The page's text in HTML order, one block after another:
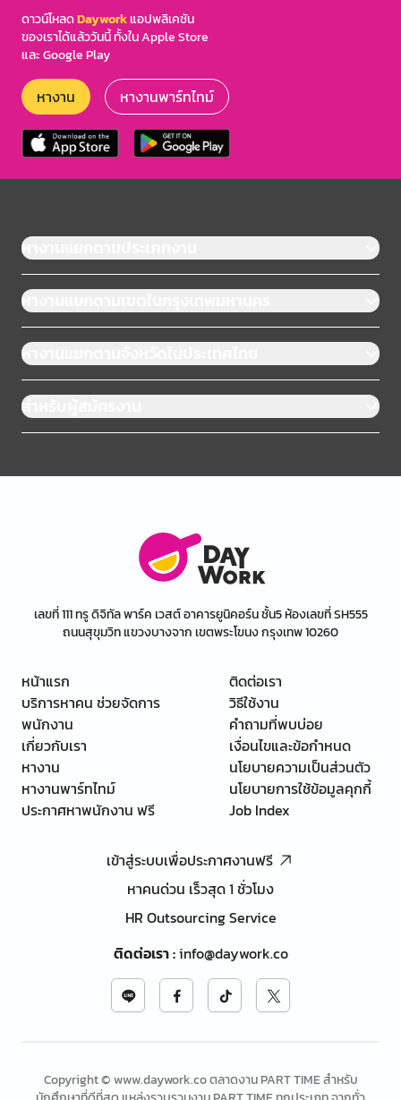
ดาวน์โหลดDayworkแอปพลิเคชัน
ของเราได้แล้ววันนี้ ทั้งใน Apple Store
และ Google Play
หางาน หางานพาร์ทไทม์
หางานแยกตามประเภทงาน
หางานแยกตามเขตในกรุงเทพมหานคร
หางานแยกตามจังหวัดในประเทศไทย
สำหรับผู้สมัครงาน
เลขที่ 111 ทรู ดิจิทัล พาร์ค เวสต์ อาคารยูนิคอร์น ชั้น5 ห้องเลขที่ SH555
ถนนสุขุมวิท แขวงบางจาก เขตพระโขนง กรุงเทพ 10260
หน้าแรก
บริการหาคน ช่วยจัดการ
พนักงาน
เกี่ยวกับเรา
หางาน
หางานพาร์ทไทม์
ประกาศหาพนักงาน ฟรี
ติดต่อเรา
วิธีใช้งาน
คำถามที่พบบ่อย
เงื่อนไขและข้อกำหนด
นโยบายความเป็นส่วนตัว
นโยบายการใช้ข้อมูลคุกกี้
Job Index
เข้าสู่ระบบเพื่อประกาศงานฟรี
หาคนด่วน เร็วสุด 1 ชั่วโมง
HR Outsourcing Service
ติดต่อเรา:info@daywork.co
Copyright © www.daywork.co ตลาดงาน PART TIME สำหรับ